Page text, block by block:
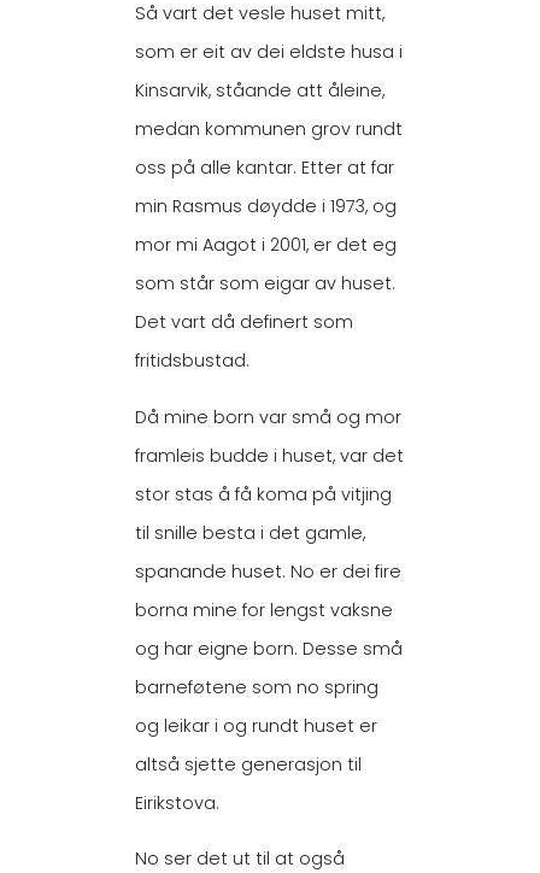
Så vart det vesle huset mitt,
som er eit av dei eldste husa i
Kinsarvik, ståande att åleine,
medan kommunen grov rundt
oss på alle kantar. Etter at far
min Rasmus døydde i 1973, og
mor mi Aagot i 2001, er det eg
som står som eigar av huset.
Det vart då definert som
fritidsbustad.
Då mine born var små og mor
framleis budde i huset, var det
stor stas å få koma på vitjing
til snille besta i det gamle,
spanande huset. No er dei fire
borna mine for lengst vaksne
og har eigne born. Desse små
barneføtene som no spring
og leikar i og rundt huset er
altså sjette generasjon til
Eirikstova.
No ser det ut til at også